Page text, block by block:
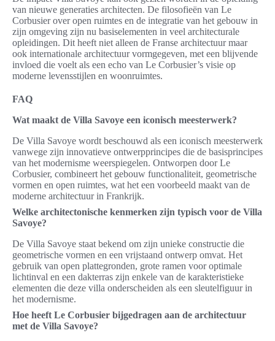
van nieuwe generaties architecten. De filosofieën van Le
Corbusier over open ruimtes en de integratie van het gebouw in
zijn omgeving zijn nu basiselementen in veel architecturale
opleidingen. Dit heeft niet alleen de Franse architectuur maar
ook internationale architectuur vormgegeven, met een blijvende
invloed die voelt als een echo van Le Corbusier’s visie op
moderne levensstijlen en woonruimtes.
FAQ
Wat maakt de Villa Savoye een iconisch meesterwerk?
De Villa Savoye wordt beschouwd als een iconisch meesterwerk
vanwege zijn innovatieve ontwerpprincipes die de basisprincipes
van het modernisme weerspiegelen. Ontworpen door Le
Corbusier, combineert het gebouw functionaliteit, geometrische
vormen en open ruimtes, wat het een voorbeeld maakt van de
moderne architectuur in Frankrijk.
Welke architectonische kenmerken zijn typisch voor de Villa
Savoye?
De Villa Savoye staat bekend om zijn unieke constructie die
geometrische vormen en een vrijstaand ontwerp omvat. Het
gebruik van open plattegronden, grote ramen voor optimale
lichtinval en een dakterras zijn enkele van de karakteristieke
elementen die deze villa onderscheiden als een sleutelfiguur in
het modernisme.
Hoe heeft Le Corbusier bijgedragen aan de architectuur
met de Villa Savoye?